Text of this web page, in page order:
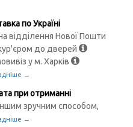
по Україні
відділення Нової Пошти
до дверей
у м. Харків
→
при отриманні
зручним способом,
→